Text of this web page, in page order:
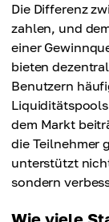
Die Differenz
zahlen, und
einer
bieten
Benutzern
dem Markt
die Teilnehmer
unterstützt
sondern